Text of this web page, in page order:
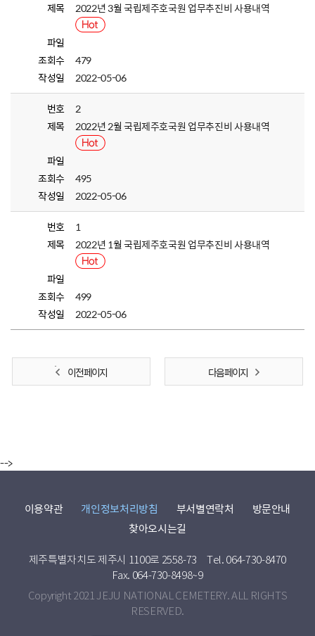
제목
2022년 3월 국립제주호국원 업무추진비 사용내역
파일
조회수
479
작성일
2022-05-06
번호
2
제목
2022년 2월 국립제주호국원 업무추진비 사용내역
파일
조회수
495
작성일
2022-05-06
번호
1
제목
2022년 1월 국립제주호국원 업무추진비 사용내역
파일
조회수
499
작성일
2022-05-06
이전 페이지 다음 페이지
-->
이용약관 개인정보처리방침 부서별연락처
방문안내
찾아오시는길
제주특별자치도 제주시 1100로 2558-73
Tel. 064-730-8470
Fax. 064-730-8498~9
Copyright 2021 JEJU NATIONAL CEMETERY. ALL RIGHTS
RESERVED.